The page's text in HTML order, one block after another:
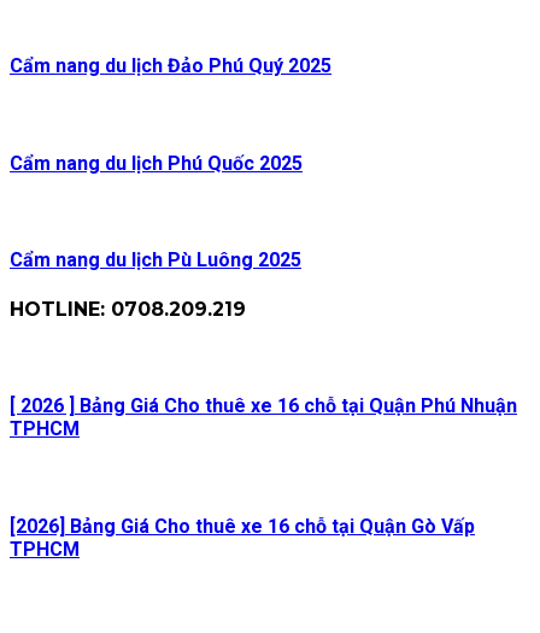
Cẩm nang du lịch Đảo Phú Quý 2025
Cẩm nang du lịch Phú Quốc 2025
Cẩm nang du lịch Pù Luông 2025
HOTLINE: 0708.209.219
[ 2026 ] Bảng Giá Cho thuê xe 16 chỗ tại Quận Phú Nhuận
TPHCM
[2026] Bảng Giá Cho thuê xe 16 chỗ tại Quận Gò Vấp
TPHCM